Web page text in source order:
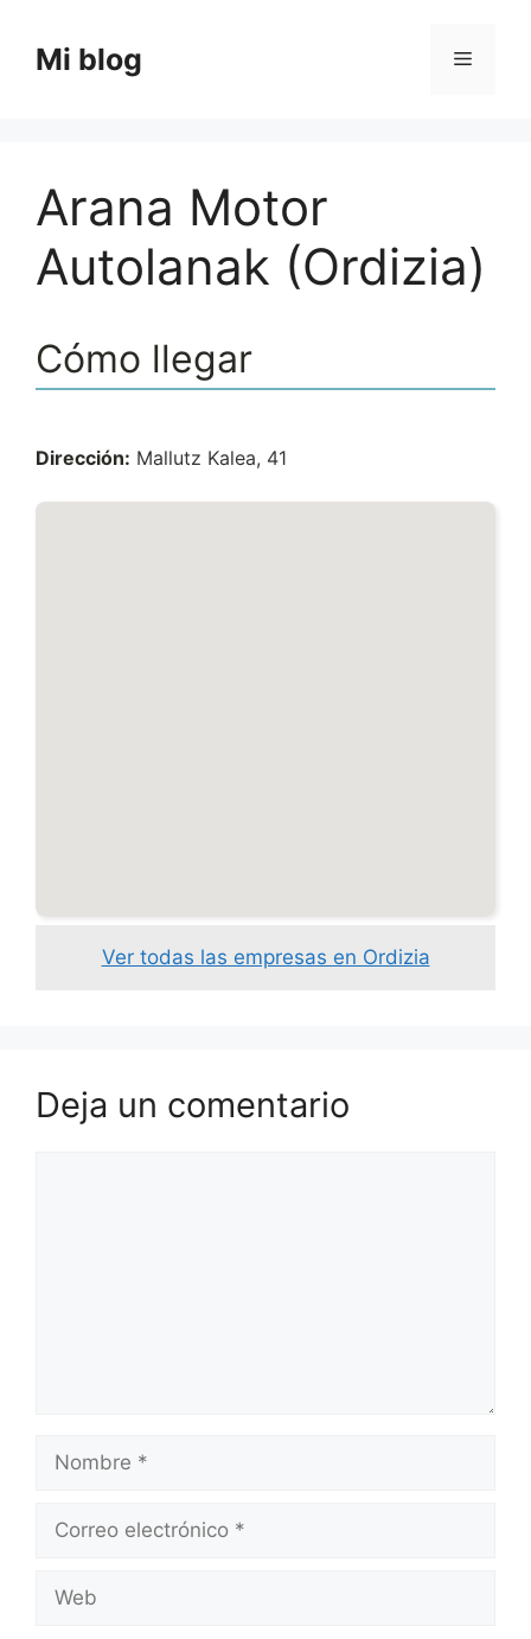
contenido
Mi blog Menú
Arana Motor
Autolanak (Ordizia)
Cómo llegar
Dirección: Mallutz Kalea, 41
Ver todas las empresas en Ordizia
Deja un comentario
Nombre
Correo
Web